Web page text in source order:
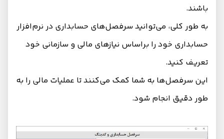
باشند.
به طور کلی، می‌توانید سرفصل‌های حسابداری در نرم‌افزار
حسابداری خود را براساس نیازهای مالی و سازمانی خود
تعریف کنید.
این سرفصل‌ها به شما کمک می‌کنند تا عملیات مالی را به
طور دقیق انجام شود.